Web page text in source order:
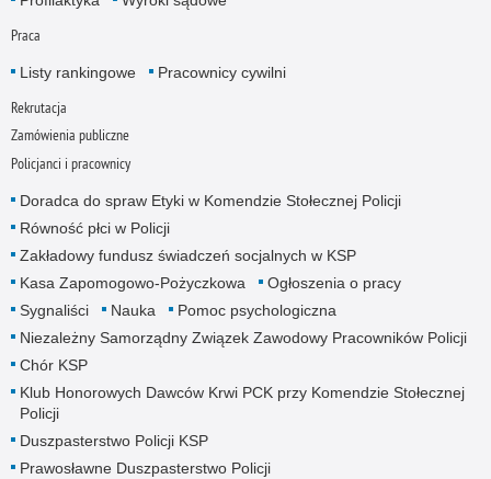
Praca
Listy rankingowe Pracownicy cywilni
Rekrutacja
Zamówienia publiczne
Policjanci i pracownicy
Doradca do spraw Etyki w Komendzie Stołecznej Policji
Równość płci w Policji
Zakładowy fundusz świadczeń socjalnych w KSP
Kasa Zapomogowo-Pożyczkowa
Ogłoszenia o pracy
Sygnaliści
Nauka
Pomoc psychologiczna
Niezależny Samorządny Związek Zawodowy Pracowników Policji
Chór KSP
Klub Honorowych Dawców Krwi PCK przy Komendzie Stołecznej
Policji
Duszpasterstwo Policji KSP
Prawosławne Duszpasterstwo Policji